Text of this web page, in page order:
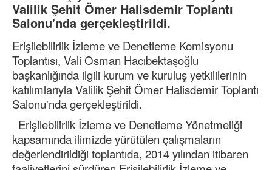
Valilik Şehit Ömer Halisdemir Toplantı
Salonu'nda gerçekleştirildi.
Erişilebilirlik İzleme ve Denetleme Komisyonu
Toplantısı, Vali Osman Hacıbektaşoğlu
başkanlığında ilgili kurum ve kuruluş yetkililerinin
katılımlarıyla Valilik Şehit Ömer Halisdemir Toplantı
Salonu'nda gerçekleştirildi.
Erişilebilirlik İzleme ve Denetleme Yönetmeliği
kapsamında ilimizde yürütülen çalışmaların
değerlendirildiği toplantıda, 2014 yılından itibaren